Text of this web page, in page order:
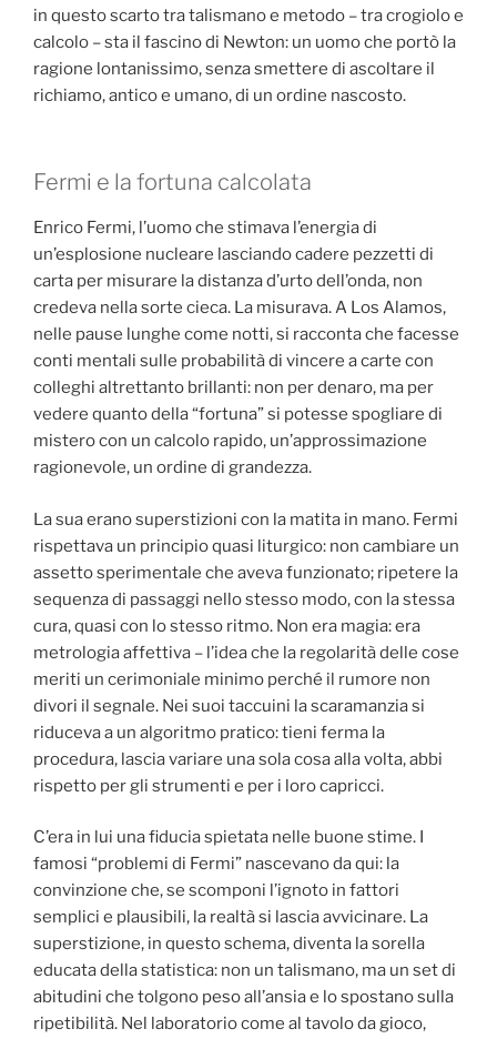
in questo scarto tra talismano e metodo – tra crogiolo e
calcolo – sta il fascino di Newton: un uomo che portò la
ragione lontanissimo, senza smettere di ascoltare il
richiamo, antico e umano, di un ordine nascosto.
Fermi e la fortuna calcolata
Enrico Fermi, l’uomo che stimava l’energia di
un’esplosione nucleare lasciando cadere pezzetti di
carta per misurare la distanza d’urto dell’onda, non
credeva nella sorte cieca. La misurava. A Los Alamos,
nelle pause lunghe come notti, si racconta che facesse
conti mentali sulle probabilità di vincere a carte con
colleghi altrettanto brillanti: non per denaro, ma per
vedere quanto della “fortuna” si potesse spogliare di
mistero con un calcolo rapido, un’approssimazione
ragionevole, un ordine di grandezza.
La sua erano superstizioni con la matita in mano. Fermi
rispettava un principio quasi liturgico: non cambiare un
assetto sperimentale che aveva funzionato; ripetere la
sequenza di passaggi nello stesso modo, con la stessa
cura, quasi con lo stesso ritmo. Non era magia: era
metrologia affettiva – l’idea che la regolarità delle cose
meriti un cerimoniale minimo perché il rumore non
divori il segnale. Nei suoi taccuini la scaramanzia si
riduceva a un algoritmo pratico: tieni ferma la
procedura, lascia variare una sola cosa alla volta, abbi
rispetto per gli strumenti e per i loro capricci.
C’era in lui una fiducia spietata nelle buone stime. I
famosi “problemi di Fermi” nascevano da qui: la
convinzione che, se scomponi l’ignoto in fattori
semplici e plausibili, la realtà si lascia avvicinare. La
superstizione, in questo schema, diventa la sorella
educata della statistica: non un talismano, ma un set di
abitudini che tolgono peso all’ansia e lo spostano sulla
ripetibilità. Nel laboratorio come al tavolo da gioco,